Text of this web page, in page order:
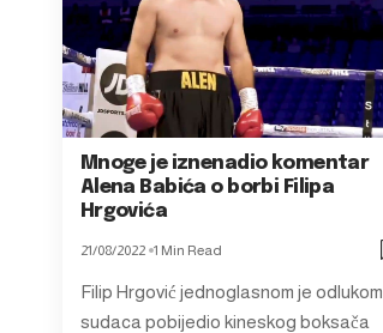
Mnoge je iznenadio komentar
Alena Babića o borbi Filipa
Hrgovića
21/08/2022 1 Min Read
Filip Hrgović jednoglasnom je odlukom
sudaca pobijedio kineskog boksača